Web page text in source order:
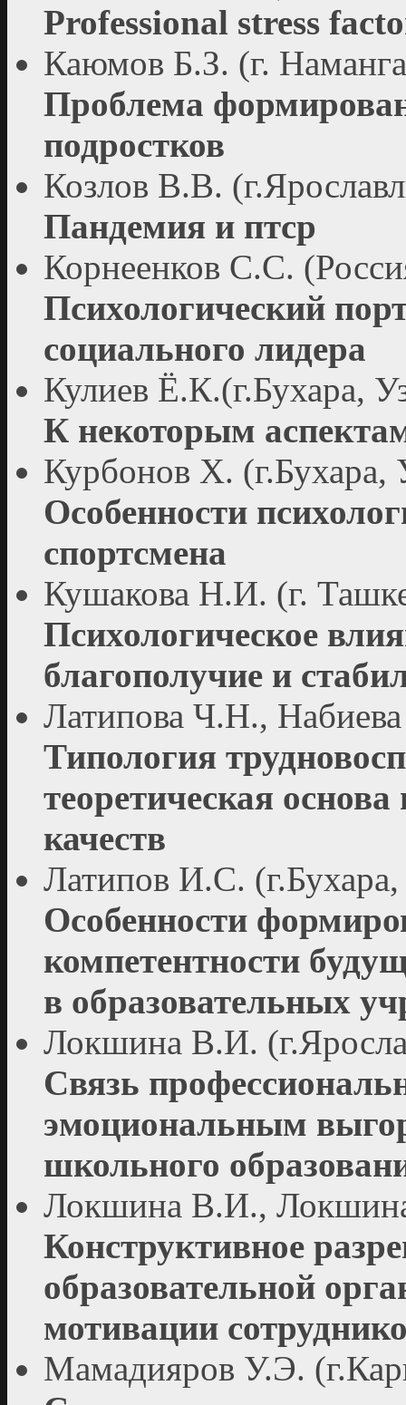
Professional stress
Каюмов Б.З. (г.
Проблема
подростков
Козлов В.В.
Пандемия и птср
Корнеенков С.С.
Психологический
социального лидера
Кулиев Ё.К.(г.Бухара,
К некоторым
Курбонов Х. (г.Бухара,
Особенности
спортсмена
Кушакова Н.И. (г.
Психологическое
благополучие и
Латипова Ч.Н.,
Типология
теоретическая
качеств
Латипов И.С. (г.Бухара,
Особенности
компетентности
в образовательных
Локшина В.И.
Связь
эмоциональным
школьного
Локшина В.И.,
Конструктивное
образовательной
мотивации
Мамадияров У.Э.